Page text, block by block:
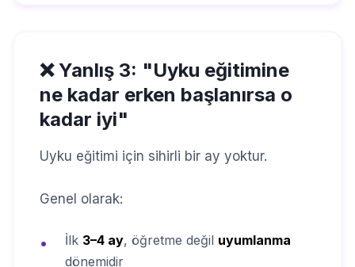
❌ Yanlış 3: "Uyku eğitimine
ne kadar erken başlanırsa o
kadar iyi"
Uyku eğitimi için sihirli bir ay yoktur.
Genel olarak:
• İlk 3–4 ay, öğretme değil uyumlanma
dönemidir